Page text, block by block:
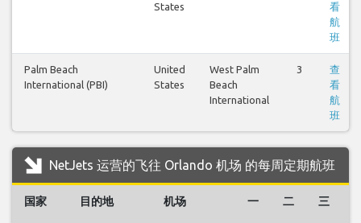
States
看
航
班
Palm Beach
International (PBI)
United
States
West Palm
Beach
International
3
查
看
航
班
NetJets 运营的飞往 Orlando 机场 的每周定期航班
国家 目的地 机场 一 二 三